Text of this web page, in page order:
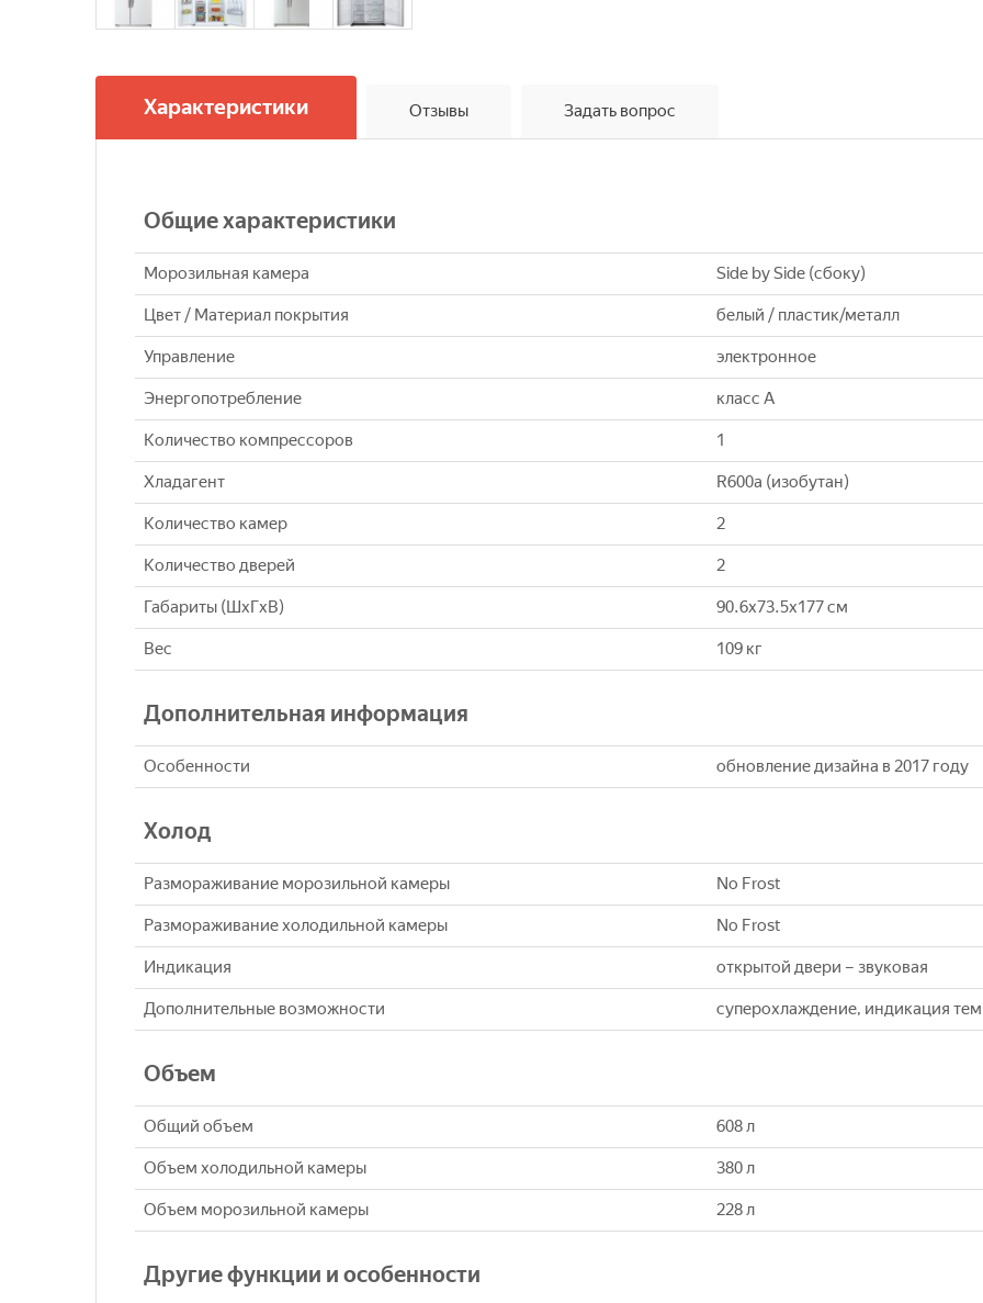
Характеристики Отзывы Задать вопрос
Общие характеристики
Морозильная камера Side by Side (сбоку)
Цвет / Материал покрытия белый / пластик/металл
Управление электронное
Энергопотребление класс A
Количество компрессоров 1
Хладагент R600a (изобутан)
Количество камер 2
Количество дверей 2
Габариты (ШxГxВ) 90.6x73.5x177 см
Вес 109 кг
Дополнительная информация
Особенности обновление дизайна в 2017 году
Холод
Размораживание морозильной камеры No Frost
Размораживание холодильной камеры No Frost
Индикация открытой двери – звуковая
Дополнительные возможности суперохлаждение, индикация
Объем
Общий объем 608 л
Объем холодильной камеры 380 л
Объем морозильной камеры 228 л
Другие функции и особенности